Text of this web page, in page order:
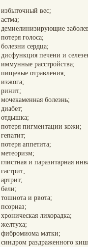
избыточный вес;
астма;
демиелинизирующие
потеря голоса;
болезни сердца;
дисфункция печени и
иммунные расстройства;
пищевые отравления;
изжога;
ринит;
мочекаменная болезнь;
диабет;
отдышка;
потеря пигментации кожи;
гепатит;
потеря аппетита;
метеоризм;
глистная и паразитарная
гастрит;
артрит;
бели;
тошнота и рвота;
псориаз;
хроническая лихорадка;
желтуха;
фибромиома матки;
синдром раздраженного